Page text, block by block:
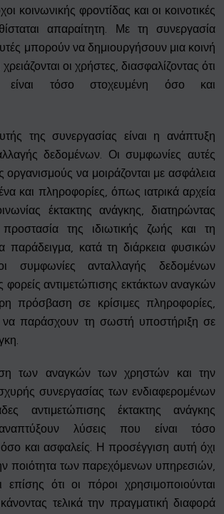
κοινωνικής φροντίδας και οι κοινοτικές
απαραίτητη. Με τη συνεργασία
μπορούν να δημιουργήσουν μια κοινή
οι χρήστες, διασφαλίζοντας ότι
είναι τόσο στοχευμένη όσο και
της συνεργασίας είναι η ανάπτυξη
δεδομένων. Οι συμφωνίες αυτές
οργανισμούς να μοιράζονται με ασφάλεια
και πληροφορίες, όπως ιατρικά αρχεία
έκτακτης ανάγκης, διατηρώντας
της ιδιωτικής ζωής και τη
παράδειγμα, κατά τη διάρκεια φυσικών
συμφωνίες ανταλλαγής δεδομένων
φορείς αντιμετώπισης εκτάκτων αναγκών
πρόσβαση σε κρίσιμες πληροφορίες,
να παράσχουν τη σωστή υποστήριξη σε
των αναγκών των χρηστών και την
συνεργασίας των ενδιαφερομένων
αντιμετώπισης έκτακτης ανάγκης
λύσεις που είναι τόσο
όσο και ασφαλείς. Η προσέγγιση αυτή όχι
ποιότητα των παρεχόμενων υπηρεσιών,
επίσης ότι οι πόροι χρησιμοποιούνται
τελικά την πραγματική διαφορά